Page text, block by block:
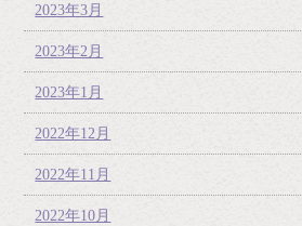
2023年3月
2023年2月
2023年1月
2022年12月
2022年11月
2022年10月